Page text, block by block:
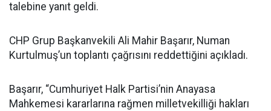
talebine yanıt geldi.
CHP Grup Başkanvekili Ali Mahir Başarır, Numan
Kurtulmuş’un toplantı çağrısını reddettiğini açıkladı.
Başarır, “Cumhuriyet Halk Partisi’nin Anayasa
Mahkemesi kararlarına rağmen milletvekilliği hakları